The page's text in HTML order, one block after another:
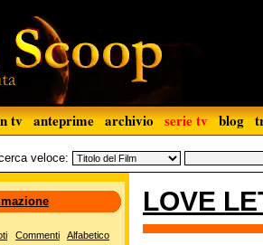
tv anteprime archivio serie tv blog
veloce:
LOVE
Commenti Alfabetico